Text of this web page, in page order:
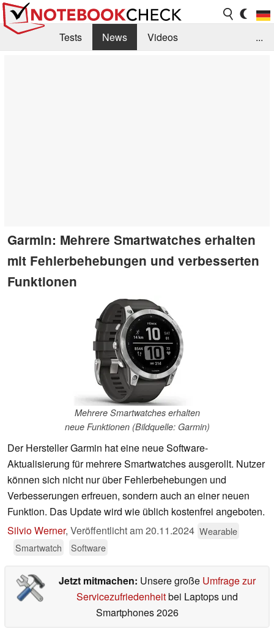
Tests News
Videos
...
Garmin: Mehrere Smartwatches erhalten
mit Fehlerbehebungen und verbesserten
Funktionen
Mehrere Smartwatches erhalten
neue Funktionen (Bildquelle: Garmin)
Der Hersteller Garmin hat eine neue Software-
Aktualisierung für mehrere Smartwatches ausgerollt. Nutzer
können sich nicht nur über Fehlerbehebungen und
Verbesserungen erfreuen, sondern auch an einer neuen
Funktion. Das Update wird wie üblich kostenfrei angeboten.
Silvio Werner, Veröffentlicht am20.11.2024 Wearable
Smartwatch
Software
Jetzt mitmachen: Unsere große Umfrage zur
Servicezufriedenheitbei Laptops und
Smartphones 2026